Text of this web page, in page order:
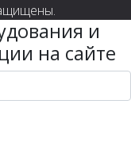
и
на сайте